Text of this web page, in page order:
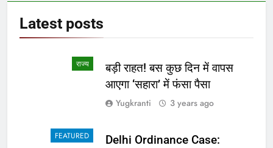
Latest posts
राज्य
बड़ी राहत! बस कुछ दिन में वापस
आएगा ‘सहारा’ में फंसा पैसा
Yugkranti 3 years ago
FEATURED
Delhi Ordinance Case: